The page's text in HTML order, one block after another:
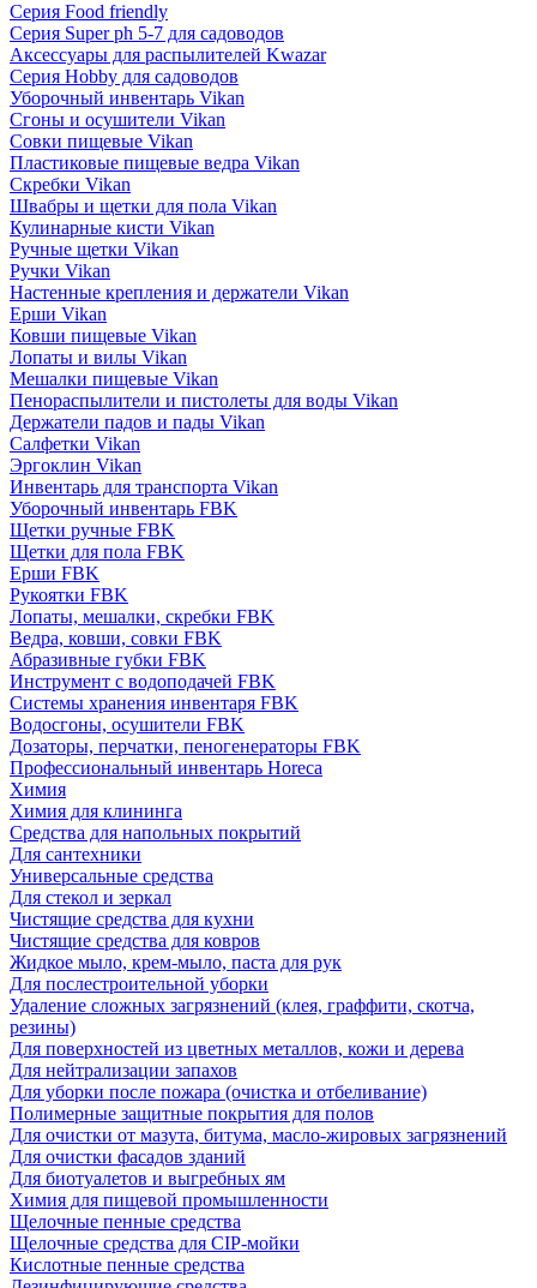
Серия Food friendly
Серия Super ph 5-7 для садоводов
Аксессуары для распылителей Kwazar
Серия Hobby для садоводов
Уборочный инвентарь Vikan
Сгоны и осушители Vikan
Совки пищевые Vikan
Пластиковые пищевые ведра Vikan
Скребки Vikan
Швабры и щетки для пола Vikan
Кулинарные кисти Vikan
Ручные щетки Vikan
Ручки Vikan
Настенные крепления и держатели Vikan
Ерши Vikan
Ковши пищевые Vikan
Лопаты и вилы Vikan
Мешалки пищевые Vikan
Пенораспылители и пистолеты для воды Vikan
Держатели падов и пады Vikan
Салфетки Vikan
Эргоклин Vikan
Инвентарь для транспорта Vikan
Уборочный инвентарь FBK
Щетки ручные FBK
Щетки для пола FBK
Ерши FBK
Рукоятки FBK
Лопаты, мешалки, скребки FBK
Ведра, ковши, совки FBK
Абразивные губки FBK
Инструмент с водоподачей FBK
Системы хранения инвентаря FBK
Водосгоны, осушители FBK
Дозаторы, перчатки, пеногенераторы FBK
Профессиональный инвентарь Horeca
Химия
Химия для клининга
Средства для напольных покрытий
Для сантехники
Универсальные средства
Для стекол и зеркал
Чистящие средства для кухни
Чистящие средства для ковров
Жидкое мыло, крем-мыло, паста для рук
Для послестроительной уборки
Удаление сложных загрязнений (клея, граффити, скотча,
резины)
Для поверхностей из цветных металлов, кожи и дерева
Для нейтрализации запахов
Для уборки после пожара (очистка и отбеливание)
Полимерные защитные покрытия для полов
Для очистки от мазута, битума, масло-жировых загрязнений
Для очистки фасадов зданий
Для биотуалетов и выгребных ям
Химия для пищевой промышленности
Щелочные пенные средства
Щелочные средства для CIP-мойки
Кислотные пенные средства